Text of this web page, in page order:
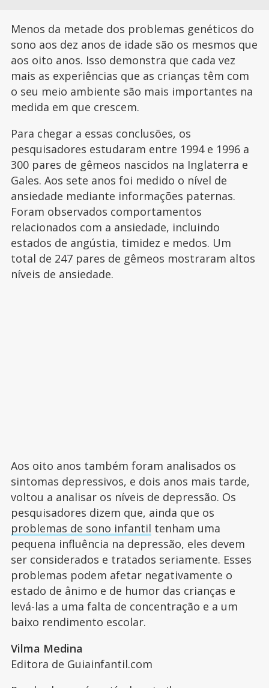
Menos da metade dos problemas genéticos do
sono aos dez anos de idade são os mesmos que
aos oito anos. Isso demonstra que cada vez
mais as experiências que as crianças têm com
o seu meio ambiente são mais importantes na
medida em que crescem.
Para chegar a essas conclusões, os
pesquisadores estudaram entre 1994 e 1996 a
300 pares de gêmeos nascidos na Inglaterra e
Gales. Aos sete anos foi medido o nível de
ansiedade mediante informações paternas.
Foram observados comportamentos
relacionados com a ansiedade, incluindo
estados de angústia, timidez e medos. Um
total de 247 pares de gêmeos mostraram altos
níveis de ansiedade.
Aos oito anos também foram analisados os
sintomas depressivos, e dois anos mais tarde,
voltou a analisar os níveis de depressão. Os
pesquisadores dizem que, ainda que os
problemas de sono infantil tenham uma
pequena influência na depressão, eles devem
ser considerados e tratados seriamente. Esses
problemas podem afetar negativamente o
estado de ânimo e de humor das crianças e
levá-las a uma falta de concentração e a um
baixo rendimento escolar.
Vilma Medina
Editora de Guiainfantil.com